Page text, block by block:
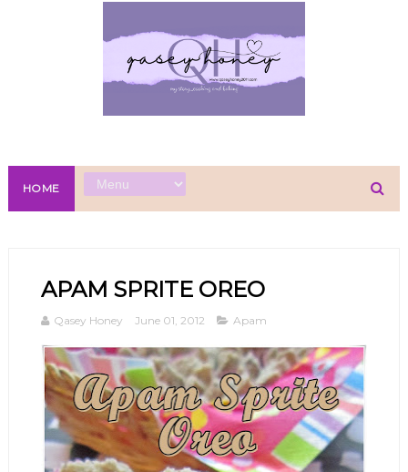
HOME
APAM SPRITE OREO
Qasey Honey June 01, 2012 Apam